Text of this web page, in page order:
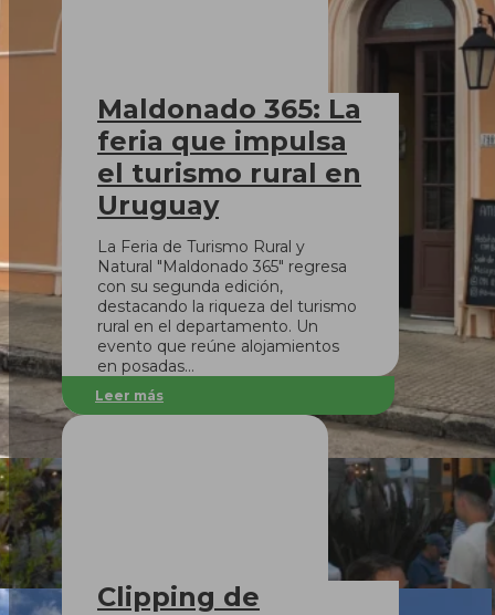
Maldonado 365: La
feria que impulsa
el turismo rural en
Uruguay
La Feria de Turismo Rural y
Natural "Maldonado 365" regresa
con su segunda edición,
destacando la riqueza del turismo
rural en el departamento. Un
evento que reúne alojamientos
en posadas…
Leer más
Clipping de